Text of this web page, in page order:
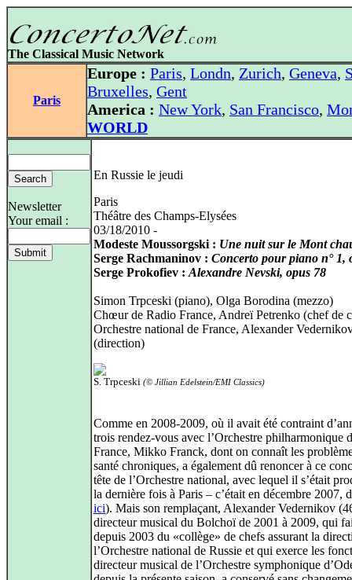
The Classical Music Network
Paris
Europe : Paris, Londn, Zurich, Geneva,
Bruxelles, Gent
America : New York, San Francisco,
WORLD
Newsletter
Your email :
En Russie le jeudi
Paris
Théâtre des Champs-Elysées
03/18/2010 -
Modeste Moussorgski : Une nuit sur le Mont
Serge Rachmaninov : Concerto pour piano n° 1,
Serge Prokofiev : Alexandre Nevski, opus 78
Simon Trpceski (piano), Olga Borodina (mezzo)
Chœur de Radio France, Andreï Petrenko (chef de
Orchestre national de France, Alexander
(direction)
S. Trpceski (© Jillian Edelstein/EMI Classics)
Comme en 2008-2009, où il avait été contraint
trois rendez-vous avec l’Orchestre philharmonique
France, Mikko Franck, dont on connaît les
santé chroniques, a également dû renoncer à ce
tête de l’Orchestre national, avec lequel il s’était
la dernière fois à Paris – c’était en décembre 2007,
ici). Mais son remplaçant, Alexander Vedernikov
directeur musical du Bolchoï de 2001 à 2009, qui
depuis 2003 du «collège» de chefs assurant la
l’Orchestre national de Russie et qui exerce les
directeur musical de l’Orchestre symphonique